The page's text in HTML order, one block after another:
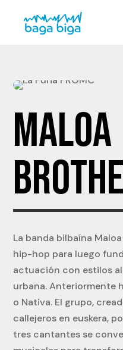
MALOA
La banda bilbaína
hip-hop para luego
actuación con estilos
urbana. Anteriormente
o Nativa. El grupo,
callejeros en euskera,
tres cantantes se